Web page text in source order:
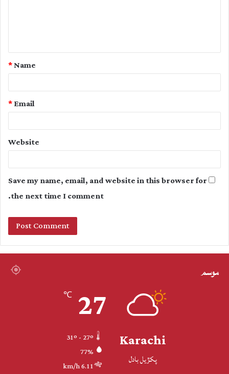
t
Name
*
Email
*
Website
Save my name, email, and website in this browser for
the next time I comment.
موسم
Karachi
پکڙيل بادل
27
℃
77%
6.11 km/h